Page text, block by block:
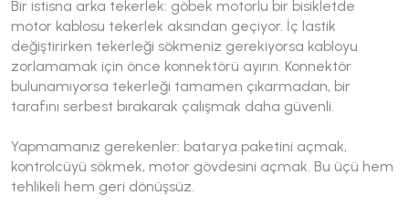
Bir istisna arka tekerlek: göbek motorlu bir bisikletde
motor kablosu tekerlek aksından geçiyor. İç lastik
değiştirirken tekerleği sökmeniz gerekiyorsa kabloyu
zorlamamak için önce konnektörü ayırın. Konnektör
bulunamıyorsa tekerleği tamamen çıkarmadan, bir
tarafını serbest bırakarak çalışmak daha güvenli.
Yapmamanız gerekenler: batarya paketini açmak,
kontrolcüyü sökmek, motor gövdesini açmak. Bu üçü hem
tehlikeli hem geri dönüşsüz.